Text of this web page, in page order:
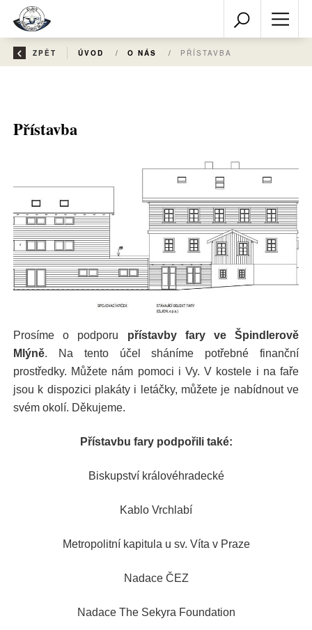
ZPĚT ÚVOD / O NÁS / PŘÍSTAVBA
Přístavba
Prosíme o podporu přístavby fary ve Špindlerově
Mlýně. Na tento účel sháníme potřebné finanční
prostředky. Můžete nám pomoci i Vy. V kostele i na faře
jsou k dispozici plakáty i letáčky, můžete je nabídnout ve
svém okolí. Děkujeme.
Přístavbu fary podpořili také:
Biskupství královéhradecké
Kablo Vrchlabí
Metropolitní kapitula u sv. Víta v Praze
Nadace ČEZ
Nadace The Sekyra Foundation